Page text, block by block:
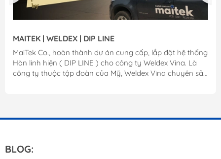
MAITEK | WELDEX | DIP LINE
MaiTek Co., hoàn thành dự án cung cấp, lắp đặt hệ thống
Hàn linh hiện ( DIP LINE ) cho công ty Weldex Vina. Là
công ty thuộc tập đoàn của Mỹ, Weldex Vina chuyên sản
BLOG: